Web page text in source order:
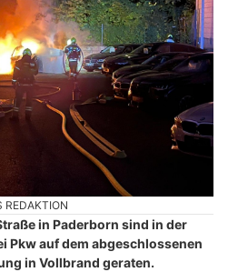
REDAKTION
in Paderborn sind in der
Pkw auf dem abgeschlossenen
in Vollbrand geraten.